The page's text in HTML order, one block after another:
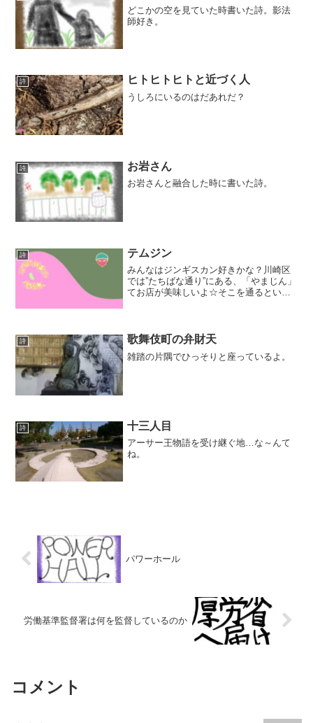
どこかの空を見ていた時書いた詩。影法
師好き。
詩 ヒトヒトヒトと近づく人
うしろにいるのはだあれだ？
詩 お岩さん
お岩さんと融合した時に書いた詩。
詩 テムジン
みんなはジンギスカン好きかな？川崎区
では”たちばな通り”にある、「やまじん」
てお店が美味しいよ☆そこを通るといつ
の幼名なのだ。
詩 歌舞伎町の弁財天
雑踏の片隅でひっそりと座っているよ。
詩 十三人目
アーサー王物語を受け継ぐ地…な～んて
ね。
パワーホール
労働基準監督署は何を監督しているのか
コメント